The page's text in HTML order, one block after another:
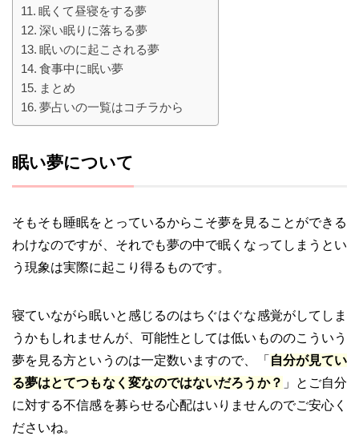
眠くて昼寝をする夢
深い眠りに落ちる夢
眠いのに起こされる夢
食事中に眠い夢
まとめ
夢占いの一覧はコチラから
眠い夢について
そもそも睡眠をとっているからこそ夢を見ることができる
わけなのですが、それでも夢の中で眠くなってしまうとい
う現象は実際に起こり得るものです。
寝ていながら眠いと感じるのはちぐはぐな感覚がしてしま
うかもしれませんが、可能性としては低いもののこういう
夢を見る方というのは一定数いますので、「 自分が見てい
る夢はとてつもなく変なのではないだろうか？ 」とご自分
に対する不信感を募らせる心配はいりませんのでご安心く
ださいね。